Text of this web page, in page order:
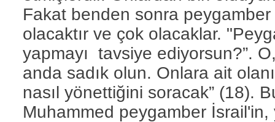
Fakat benden sonra
olacaktır ve çok olacaklar.
yapmayı tavsiye ediyorsun?”.
anda sadık olun. Onlara ait
nasıl yönettiğini soracak” (18).
Muhammed peygamber